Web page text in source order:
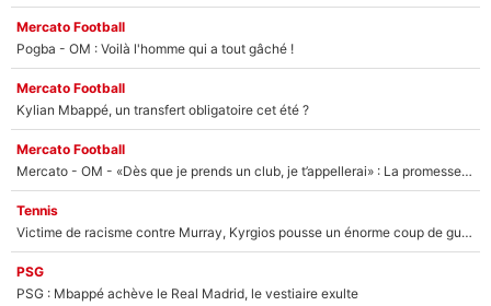
Mercato Football
Pogba - OM : Voilà l'homme qui a tout gâché !
Mercato Football
Kylian Mbappé, un transfert obligatoire cet été ?
Mercato Football
Mercato - OM - «Dès que je prends un club, je t’appellerai» : La promesse de Marcelino au moment de claquer la porte
Tennis
Victime de racisme contre Murray, Kyrgios pousse un énorme coup de gueule !
PSG
PSG : Mbappé achève le Real Madrid, le vestiaire exulte